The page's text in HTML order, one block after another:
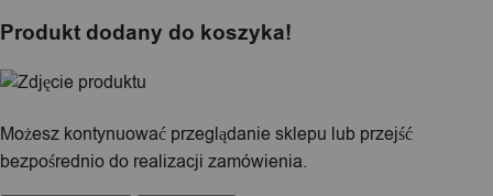
Produkt dodany do koszyka!
Możesz kontynuować przeglądanie sklepu lub przejść
bezpośrednio do realizacji zamówienia.